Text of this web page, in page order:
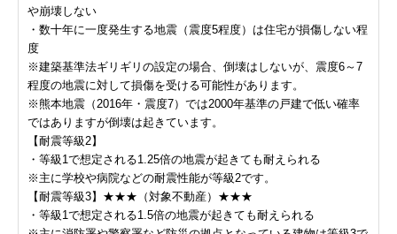
や崩壊しない
・数十年に一度発生する地震（震度5程度）は住宅が損傷しない程
度
※建築基準法ギリギリの設定の場合、倒壊はしないが、震度6～7
程度の地震に対して損傷を受ける可能性があります。
※熊本地震（2016年・震度7）では2000年基準の戸建で低い確率
ではありますが倒壊は起きています。
【耐震等級2】
・等級1で想定される1.25倍の地震が起きても耐えられる
※主に学校や病院などの耐震性能が等級2です。
【耐震等級3】★★★（対象不動産）★★★
・等級1で想定される1.5倍の地震が起きても耐えられる